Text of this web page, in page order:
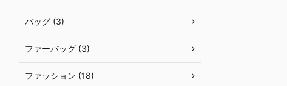
バッグ (3)
ファーバッグ (3)
ファッション (18)